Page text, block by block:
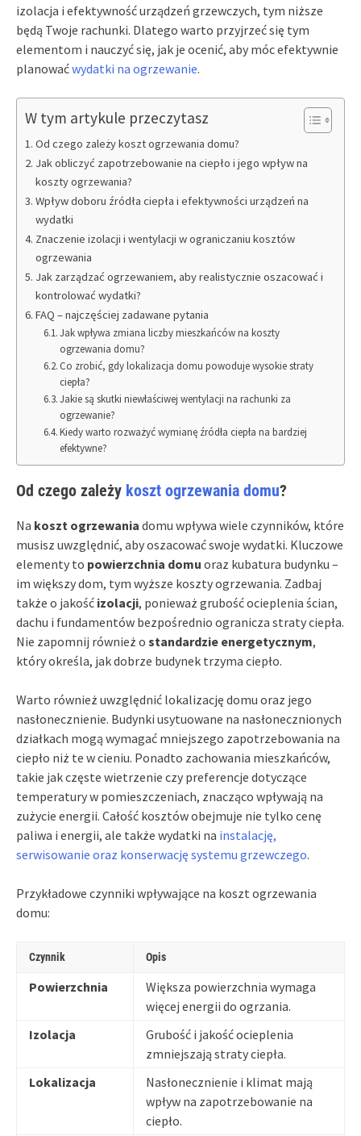
izolacja i efektywność urządzeń grzewczych, tym niższe
będą Twoje rachunki. Dlatego warto przyjrzeć się tym
elementom i nauczyć się, jak je ocenić, aby móc efektywnie
planowaćwydatki na ogrzewanie.
W tym artykule przeczytasz
Od czego zależy koszt ogrzewania domu?
Jak obliczyć zapotrzebowanie na ciepło i jego wpływ na
koszty ogrzewania?
Wpływ doboru źródła ciepła i efektywności urządzeń na
wydatki
Znaczenie izolacji i wentylacji w ograniczaniu kosztów
ogrzewania
Jak zarządzać ogrzewaniem, aby realistycznie oszacować i
kontrolować wydatki?
FAQ – najczęściej zadawane pytania
Jak wpływa zmiana liczby mieszkańców na koszty
ogrzewania domu?
Co zrobić, gdy lokalizacja domu powoduje wysokie straty
ciepła?
Jakie są skutki niewłaściwej wentylacji na rachunki za
ogrzewanie?
Kiedy warto rozważyć wymianę źródła ciepła na bardziej
efektywne?
Od czego zależy koszt ogrzewania domu?
Na koszt ogrzewania domu wpływa wiele czynników, które
musisz uwzględnić, aby oszacować swoje wydatki. Kluczowe
elementy to powierzchnia domu oraz kubatura budynku –
im większy dom, tym wyższe koszty ogrzewania. Zadbaj
także o jakość izolacji, ponieważ grubość ocieplenia ścian,
dachu i fundamentów bezpośrednio ogranicza straty ciepła.
Nie zapomnij również o standardzie energetycznym,
który określa, jak dobrze budynek trzyma ciepło.
Warto również uwzględnić lokalizację domu oraz jego
nasłonecznienie. Budynki usytuowane na nasłonecznionych
działkach mogą wymagać mniejszego zapotrzebowania na
ciepło niż te w cieniu. Ponadto zachowania mieszkańców,
takie jak częste wietrzenie czy preferencje dotyczące
temperatury w pomieszczeniach, znacząco wpływają na
zużycie energii. Całość kosztów obejmuje nie tylko cenę
paliwa i energii, ale także wydatki na instalację,
serwisowanie oraz konserwację systemu grzewczego.
Przykładowe czynniki wpływające na koszt ogrzewania
domu:
Czynnik Opis
Powierzchnia
Większa powierzchnia wymaga
więcej energii do ogrzania.
Izolacja
Grubość i jakość ocieplenia
zmniejszają straty ciepła.
Lokalizacja
Nasłonecznienie i klimat mają
wpływ na zapotrzebowanie na
ciepło.